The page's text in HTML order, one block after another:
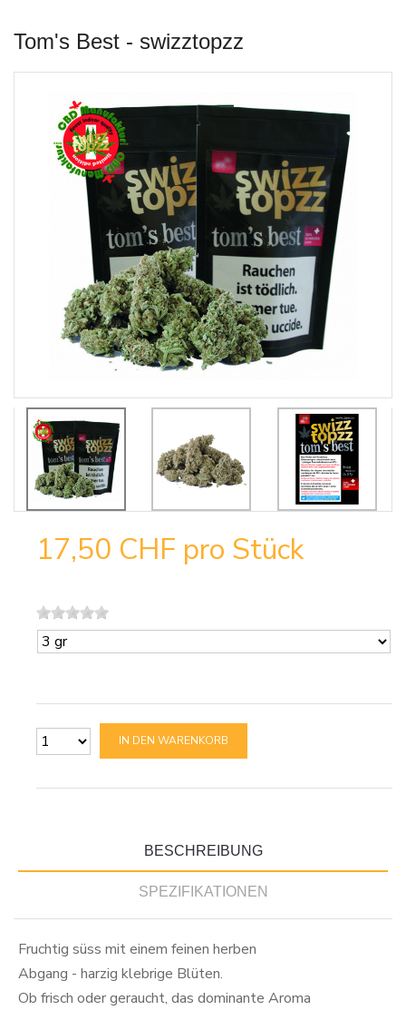
Tom's Best - swizztopzz
17,50 CHF pro Stück
IN DEN WARENKORB
BESCHREIBUNG
SPEZIFIKATIONEN
Fruchtig süss mit einem feinen herben
Abgang - harzig klebrige Blüten.
Ob frisch oder geraucht, das dominante Aroma